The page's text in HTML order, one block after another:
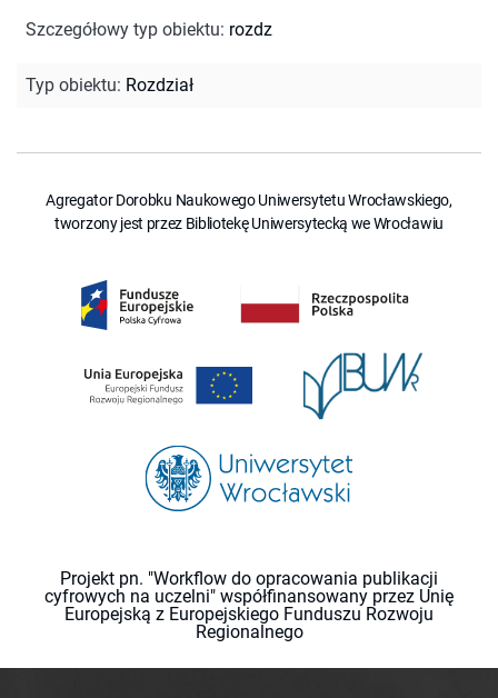
Szczegółowy typ obiektu: rozdz
Typ obiektu: Rozdział
Agregator Dorobku Naukowego Uniwersytetu Wrocławskiego,
tworzony jest przez Bibliotekę Uniwersytecką we Wrocławiu
Projekt pn. "Workflow do opracowania publikacji
cyfrowych na uczelni" współfinansowany przez Unię
Europejską z Europejskiego Funduszu Rozwoju
Regionalnego